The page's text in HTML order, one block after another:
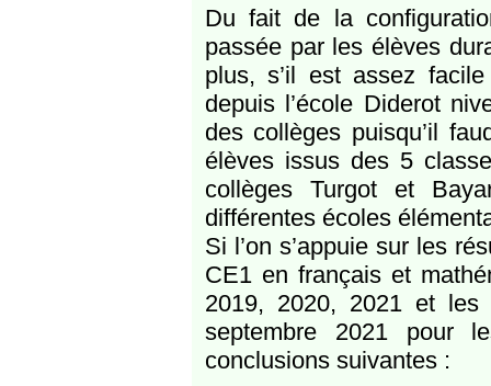
Du fait de la
passée par les élèves
plus, s’il est assez
depuis l’école Diderot
des collèges puisqu’il
élèves issus des 5
collèges Turgot et
différentes écoles
Si l’on s’appuie sur les
CE1 en français et
2019, 2020, 2021 et les
septembre 2021 pour
conclusions suivantes :